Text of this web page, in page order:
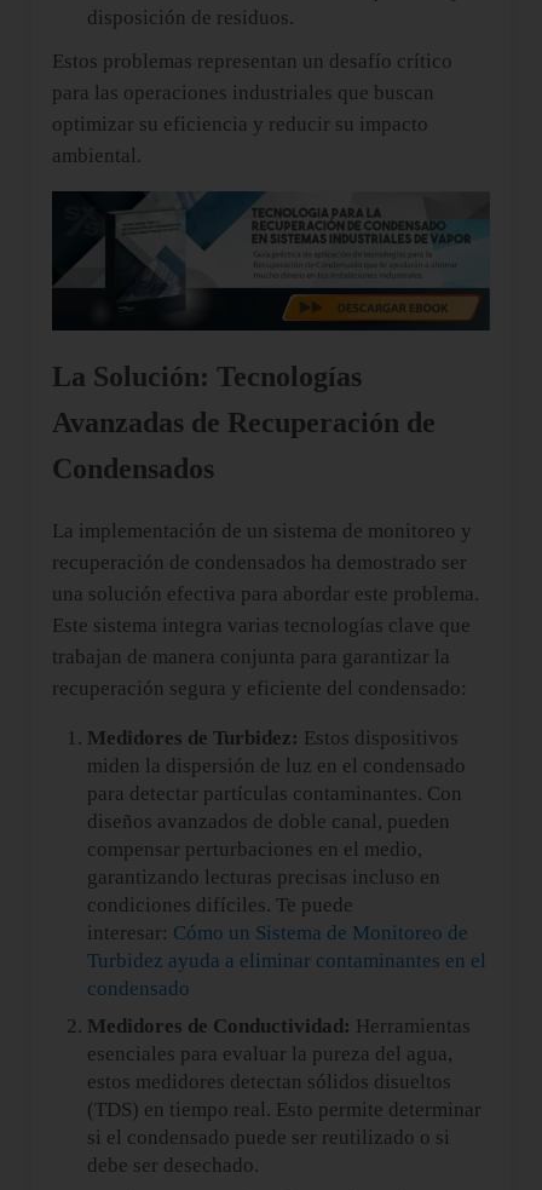
disposición de residuos.
Estos problemas representan un desafío crítico
para las operaciones industriales que buscan
optimizar su eficiencia y reducir su impacto
ambiental.
La Solución: Tecnologías
Avanzadas de Recuperación de
Condensados
La implementación de un sistema de monitoreo y
recuperación de condensados ha demostrado ser
una solución efectiva para abordar este problema.
Este sistema integra varias tecnologías clave que
trabajan de manera conjunta para garantizar la
recuperación segura y eficiente del condensado:
Medidores de Turbidez: Estos dispositivos
miden la dispersión de luz en el condensado
para detectar partículas contaminantes. Con
diseños avanzados de doble canal, pueden
compensar perturbaciones en el medio,
garantizando lecturas precisas incluso en
condiciones difíciles. Te puede
interesar: Cómo un Sistema de Monitoreo de
Turbidez ayuda a eliminar contaminantes en el
condensado
Medidores de Conductividad: Herramientas
esenciales para evaluar la pureza del agua,
estos medidores detectan sólidos disueltos
(TDS) en tiempo real. Esto permite determinar
si el condensado puede ser reutilizado o si
debe ser desechado.